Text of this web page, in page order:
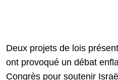
Deux projets de lois
ont provoqué un débat
Congrès pour soutenir